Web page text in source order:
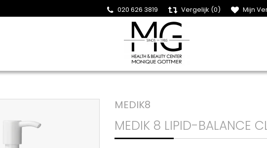
020 626 3819 Vergelijk (0) Mijn
MEDIK8
MEDIK 8 LIPID-BALANCE